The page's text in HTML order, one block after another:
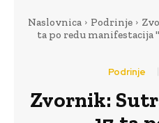
Naslovnica Podrinje
ta po redu manifestacija
Podrinje
Zvornik: